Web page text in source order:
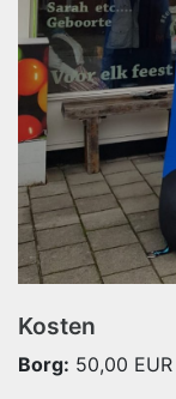
Kosten
Borg: 50,00 EUR